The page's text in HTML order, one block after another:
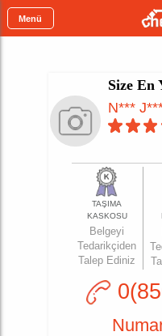
Menü
Size En
N***
TAŞIMA
KASKOSU
Belgeyi
Tedarikçiden
Talep Ediniz